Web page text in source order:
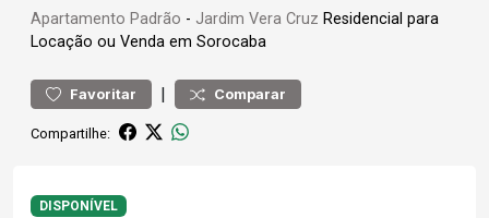
Apartamento Padrão - Jardim Vera Cruz Residencial para
Locação ou Venda em Sorocaba
Favoritar | Comparar
Compartilhe:
DISPONÍVEL